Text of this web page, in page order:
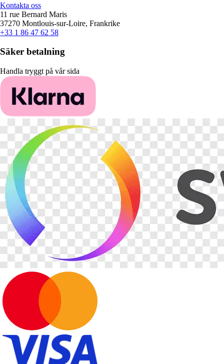
Kontakta oss
11 rue Bernard Maris
37270 Montlouis-sur-Loire, Frankrike
+33 1 86 47 62 58
Säker betalning
Handla tryggt på vår sida